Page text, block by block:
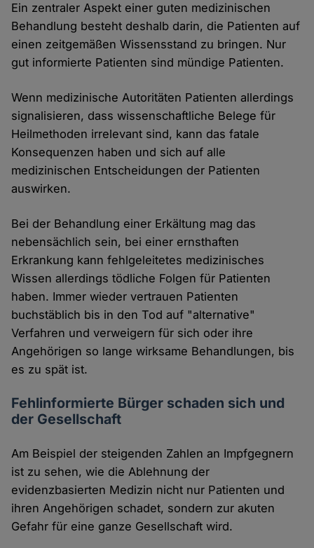
Ein zentraler Aspekt einer guten medizinischen
Behandlung besteht deshalb darin, die Patienten auf
einen zeitgemäßen Wissensstand zu bringen. Nur
gut informierte Patienten sind mündige Patienten.
Wenn medizinische Autoritäten Patienten allerdings
signalisieren, dass wissenschaftliche Belege für
Heilmethoden irrelevant sind, kann das fatale
Konsequenzen haben und sich auf alle
medizinischen Entscheidungen der Patienten
auswirken.
Bei der Behandlung einer Erkältung mag das
nebensächlich sein, bei einer ernsthaften
Erkrankung kann fehlgeleitetes medizinisches
Wissen allerdings tödliche Folgen für Patienten
haben. Immer wieder vertrauen Patienten
buchstäblich bis in den Tod auf "alternative"
Verfahren und verweigern für sich oder ihre
Angehörigen so lange wirksame Behandlungen, bis
es zu spät ist.
Fehlinformierte Bürger schaden sich und
der Gesellschaft
Am Beispiel der steigenden Zahlen an Impfgegnern
ist zu sehen, wie die Ablehnung der
evidenzbasierten Medizin nicht nur Patienten und
ihren Angehörigen schadet, sondern zur akuten
Gefahr für eine ganze Gesellschaft wird.